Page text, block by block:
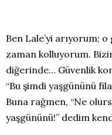
Ben Lale’yi arıyorum;
zaman kolluyorum.
diğerinde… Güvenlik
“Bu şimdi yaşgününü
Buna rağmen, “Ne
yaşgününü!” dedim